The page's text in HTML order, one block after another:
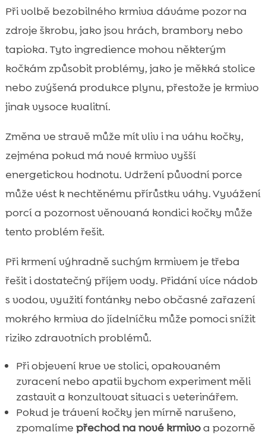
Při volbě bezobilného krmiva dáváme pozor na
zdroje škrobu, jako jsou hrách, brambory nebo
tapioka. Tyto ingredience mohou některým
kočkám způsobit problémy, jako je měkká stolice
nebo zvýšená produkce plynu, přestože je krmivo
jinak vysoce kvalitní.
Změna ve stravě může mít vliv i na váhu kočky,
zejména pokud má nové krmivo vyšší
energetickou hodnotu. Udržení původní porce
může vést k nechtěnému přírůstku váhy. Vyvážení
porcí a pozornost věnovaná kondici kočky může
tento problém řešit.
Při krmení výhradně suchým krmivem je třeba
řešit i dostatečný příjem vody. Přidání více nádob
s vodou, využití fontánky nebo občasné zařazení
mokrého krmiva do jídelníčku může pomoci snížit
riziko zdravotních problémů.
Při objevení krve ve stolici, opakovaném
zvracení nebo apatii bychom experiment měli
zastavit a konzultovat situaci s veterinářem.
Pokud je trávení kočky jen mírně narušeno,
zpomalíme přechod na nové krmivoa pozorně